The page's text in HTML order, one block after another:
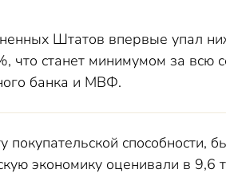
Штатов впервые упал
что станет минимумом за всю
банка и МВФ.
способности,
экономику оценивали в 9,6